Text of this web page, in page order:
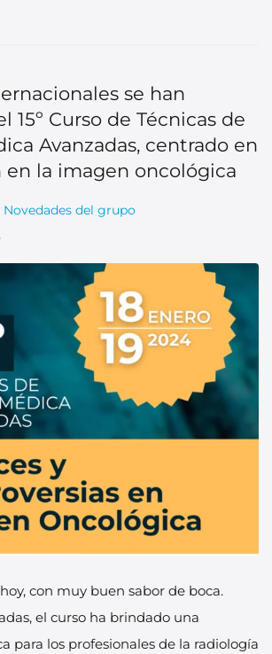
se han
15º Curso de Técnicas de
Avanzadas, centrado en
en la imagen oncológica
Novedades del grupo
con muy buen sabor de boca.
el curso ha brindado una
para los profesionales de la radiología